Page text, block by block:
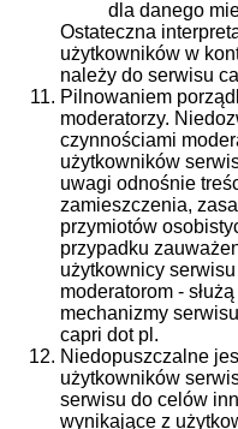
dla danego
Ostateczna
użytkowników w
należy do serwisu
Pilnowaniem
moderatorzy.
czynnościami
użytkowników
uwagi odnośnie
zamieszczenia,
przymiotów
przypadku
użytkownicy
moderatorom -
mechanizmy
capri dot pl.
Niedopuszczalne
użytkowników
serwisu do celów
wynikające z